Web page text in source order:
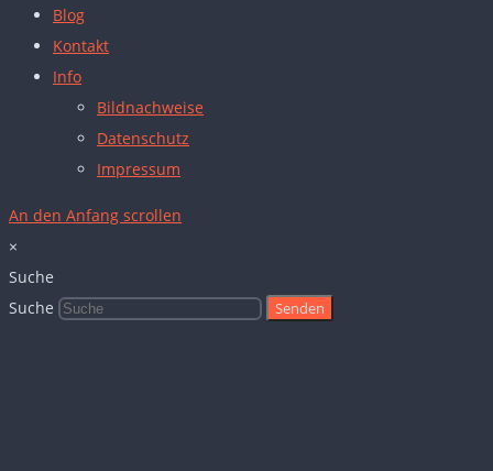
Blog
Kontakt
Info
Bildnachweise
Datenschutz
Impressum
An den Anfang scrollen
×
Suche
Suche
Senden